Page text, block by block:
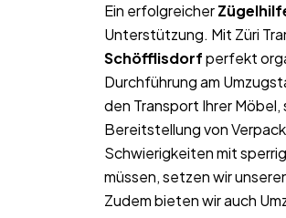
Ein erfolgreicher
Unterstützung. Mit Züri
Schöfflisdorfperfekt
Durchführung am
den Transport Ihrer
Bereitstellung von
Schwierigkeiten mit
müssen, setzen wir
Zudem bieten wir auch